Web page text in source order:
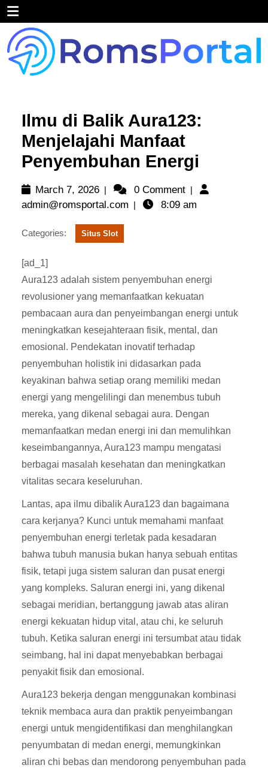
Skip
content
Open
Menu
Ilmu di Balik Aura123:
Menjelajahi Manfaat
Penyembuhan Energi
March 7, 2026March
7,
| 0 Comment |
admin@romsportal.com admin@romsportal.com
| 8:09 am
Categories: Situs Slot
[ad_1]
Aura123 adalah sistem penyembuhan energi
revolusioner yang memanfaatkan kekuatan
pembacaan aura dan penyeimbangan energi untuk
meningkatkan kesejahteraan fisik, mental, dan
emosional. Pendekatan inovatif terhadap
penyembuhan holistik ini didasarkan pada
keyakinan bahwa setiap orang memiliki medan
energi yang mengelilingi dan menembus tubuh
mereka, yang dikenal sebagai aura. Dengan
memanfaatkan medan energi ini dan memulihkan
keseimbangannya, Aura123 mampu mengatasi
berbagai masalah kesehatan dan meningkatkan
vitalitas secara keseluruhan.
Lantas, apa ilmu dibalik Aura123 dan bagaimana
cara kerjanya? Kunci untuk memahami manfaat
penyembuhan energi terletak pada kesadaran
bahwa tubuh manusia bukan hanya sebuah entitas
fisik, tetapi juga sistem saluran dan pusat energi
yang kompleks. Saluran energi ini, yang dikenal
sebagai meridian, bertanggung jawab atas aliran
energi kekuatan hidup vital, atau chi, ke seluruh
tubuh. Ketika saluran energi ini tersumbat atau tidak
seimbang, hal ini dapat menyebabkan berbagai
penyakit fisik dan emosional.
Aura123 bekerja dengan menggunakan kombinasi
teknik membaca aura dan praktik penyeimbangan
energi untuk mengidentifikasi dan menghilangkan
penyumbatan di medan energi, memungkinkan
aliran chi bebas dan mendorong penyembuhan pada